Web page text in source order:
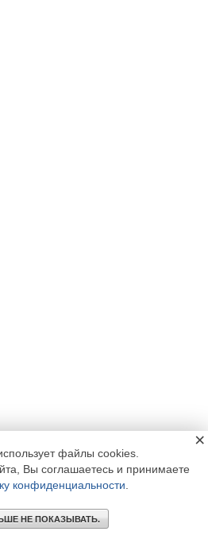
файлы cookies.
Вы соглашаетесь и принимаете
конфиденциальности
НЕ ПОКАЗЫВАТЬ.
×